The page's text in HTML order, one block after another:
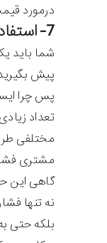
درمورد
7- استفاده از حقه های فروش
شما باید
پیش
پس چرا
تعداد
مختلفی
مشتری
گاهی این
نه تنها
بلکه حتی